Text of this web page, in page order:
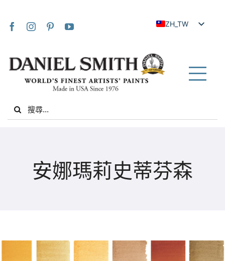
ZH_TW
FR
VI
Search
for:
安娜瑪莉史蒂芬森